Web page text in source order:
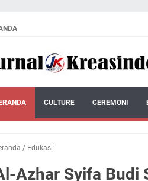
CULTURE CEREMONI
/ Edukasi
Azhar Syifa Budi